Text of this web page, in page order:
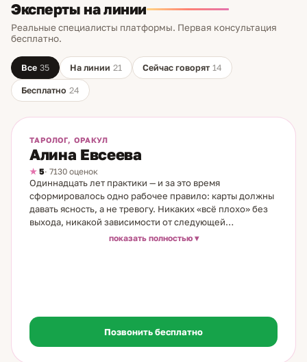
безвыходное!
Эксперты на линии
Реальные специалисты платформы. Первая консультация
бесплатно.
Все 35 На линии 21 Сейчас говорят 14
Бесплатно 24
ТАРОЛОГ, ОРАКУЛ
Алина Евсеева
5· 7130 оценок
Одиннадцать лет практики — и за это время
сформировалось одно рабочее правило: карты должны
давать ясность, а не тревогу. Никаких «всё плохо» без
выхода, никакой зависимости от следующей
консультации. Я практикую Таро с 14 лет. Начинала с
мотивы участников, реальные причины происходящего
и точки, где возможны изменения. Ответы конкретные
показать полностью
Позвонить бесплатно